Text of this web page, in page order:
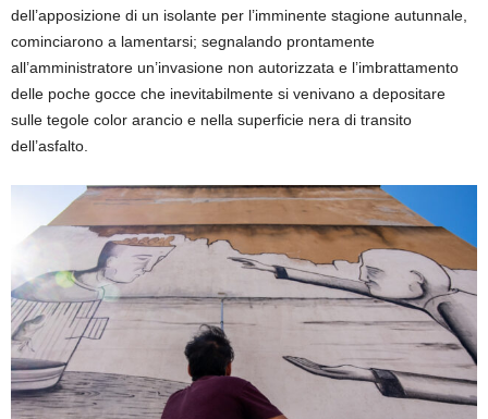
dell’apposizione di un isolante per l’imminente stagione autunnale,
cominciarono a lamentarsi; segnalando prontamente
all’amministratore un’invasione non autorizzata e l’imbrattamento
delle poche gocce che inevitabilmente si venivano a depositare
sulle tegole color arancio e nella superficie nera di transito
dell’asfalto.